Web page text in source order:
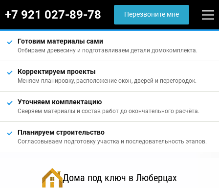
+7 921 027-89-78 Перезвоните мне
Готовим материалы сами
Отбираем древесину и подготавливаем детали домокомплекта.
Корректируем проекты
Меняем планировку, расположение окон, дверей и перегородок.
Уточняем комплектацию
Сверяем материалы и состав работ до окончательного расчёта.
Планируем строительство
Согласовываем подготовку участка и последовательность этапов.
Дома под ключ в Люберцах